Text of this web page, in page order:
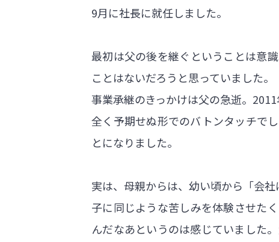
9月に社長に就任しました。
最初は父の後を継ぐということは意
ことはないだろうと思っていました。
事業承継のきっかけは父の急逝。2011
全く予期せぬ形でのバトンタッチで
とになりました。
実は、母親からは、幼い頃から「会
子に同じような苦しみを体験させた
んだなあというのは感じていました